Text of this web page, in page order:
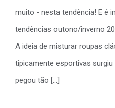
muito - nesta tendência! E é
tendências outono/inverno
A ideia de misturar roupas
tipicamente esportivas
pegou tão [...]